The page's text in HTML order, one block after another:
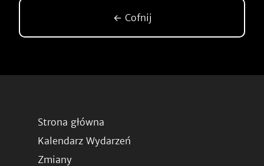
← Cofnij
Strona główna
Kalendarz Wydarzeń
Zmiany